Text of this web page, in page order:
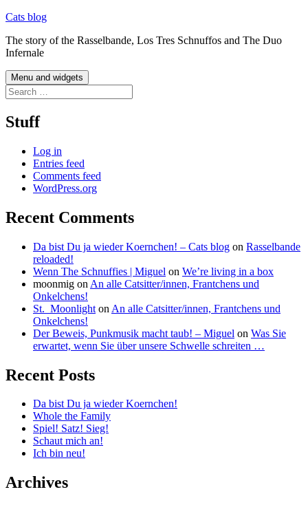
Skip
content
Cats blog
The story of the Rasselbande, Los Tres Schnuffos and The Duo
Infernale
Menu and widgets
Search
for:
Stuff
Log in
Entries feed
Comments feed
WordPress.org
Recent Comments
Da bist Du ja wieder Koernchen! – Cats blog on Rasselbande
reloaded!
Wenn The Schnuffies | Miguel on We’re living in a box
moonmig on An alle Catsitter/innen, Frantchens und
Onkelchens!
St._Moonlight on An alle Catsitter/innen, Frantchens und
Onkelchens!
Der Beweis, Punkmusik macht taub! – Miguel on Was Sie
erwartet, wenn Sie über unsere Schwelle schreiten …
Recent Posts
Da bist Du ja wieder Koernchen!
Whole the Family
Spiel! Satz! Sieg!
Schaut mich an!
Ich bin neu!
Archives